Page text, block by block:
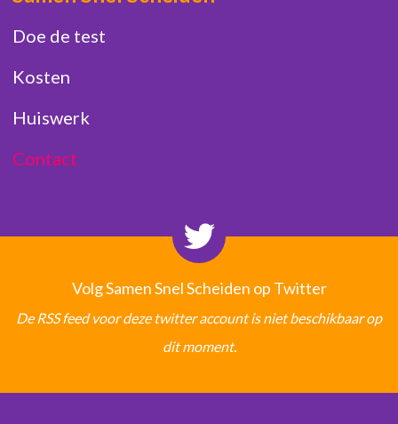
Doe de test
Kosten
Huiswerk
Contact
Volg Samen Snel Scheiden op Twitter
De RSS feed voor deze twitter account is niet beschikbaar op
dit moment.